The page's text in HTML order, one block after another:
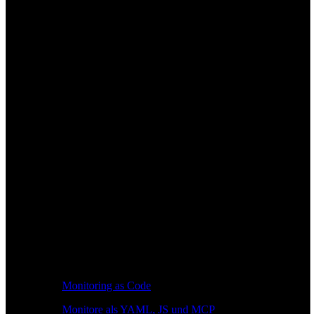
Monitoring as Code
Monitore als YAML, JS und MCP